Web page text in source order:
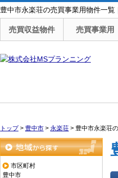
豊中市永楽荘の売買事業用物件一
売買収益物件 売買事業用
トップ> 豊中市 > 永楽荘 > 豊中市永楽荘
地域から探す
市区町村
豊中市